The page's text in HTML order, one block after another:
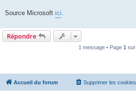
Source Microsoft ici.
Répondre
1 message • Page 1 sur
Accueil du forum Supprimer les cookies